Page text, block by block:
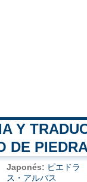
Y
DE
Japonés: ピエドラ
ス・アルバス